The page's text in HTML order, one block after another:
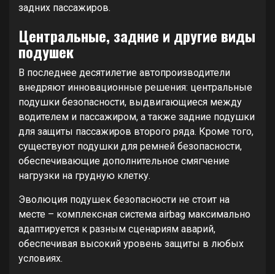
задних пассажиров.
Центральные, задние и другие виды
подушек
В последнее десятилетие автопроизводители
внедряют инновационные решения: центральные
подушки безопасности, выдвигающиеся между
водителем и пассажиром, а также задние подушки
для защиты пассажиров второго ряда. Кроме того,
существуют подушки для ремней безопасности,
обеспечивающие дополнительное смягчение
нагрузки на грудную клетку.
Эволюция подушек безопасности не стоит на
месте – комплексная система airbag максимально
адаптируется к разным сценариям аварий,
обеспечивая высокий уровень защиты в любых
условиях.